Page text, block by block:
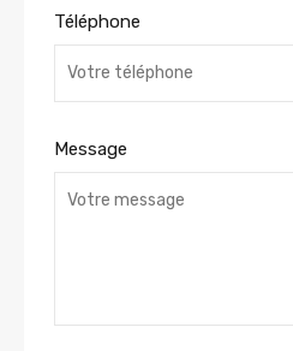
Téléphone
Message